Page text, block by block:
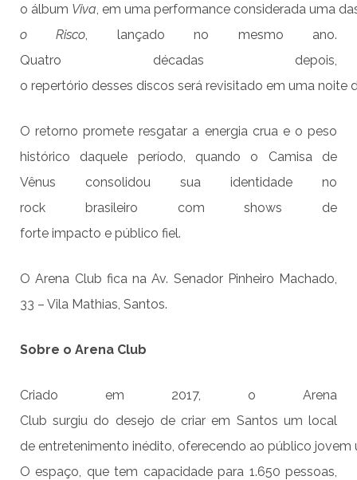
o álbum Viva , em uma performance considerada uma
o Risco , lançado no mesmo ano.
Quatro décadas depois,
o repertório desses discos será revisitado em uma noite
O retorno promete resgatar a energia crua e o peso
histórico daquele período, quando o Camisa de
Vênus consolidou sua identidade no
rock brasileiro com shows de
forte impacto e público fiel.
O Arena Club fica na Av. Senador Pinheiro Machado,
33 – Vila Mathias, Santos.
Sobre o Arena Club
Criado em 2017, o Arena
Club surgiu do desejo de criar em Santos um local
de entretenimento inédito, oferecendo ao público jovem
O espaço, que tem capacidade para 1.650 pessoas,